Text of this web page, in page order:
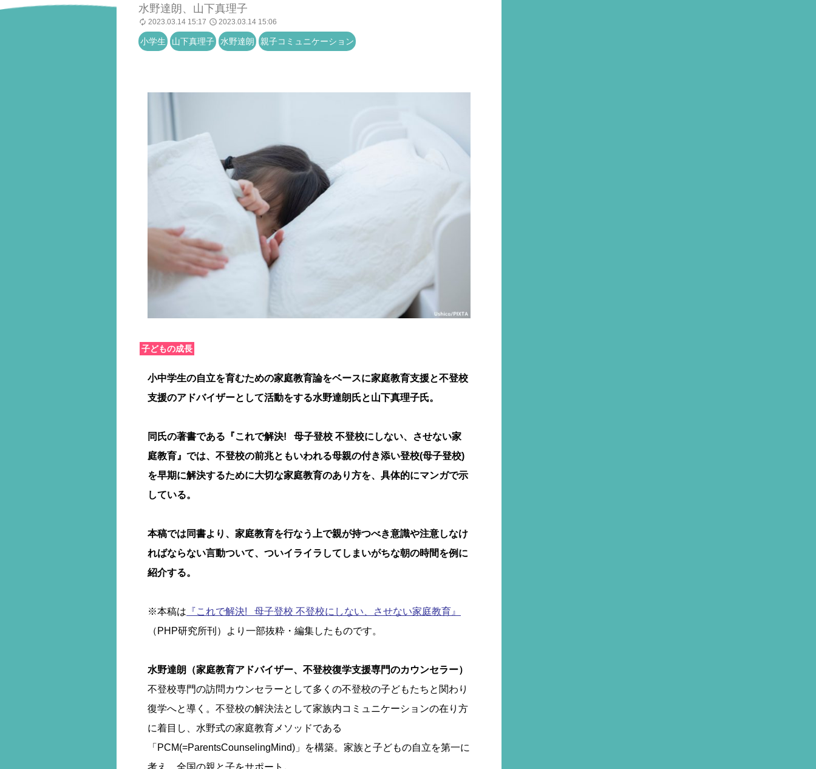
水野達朗、山下真理子
2023.03.14 15:17 2023.03.14 15:06
小学生 山下真理子 水野達朗 親子コミュニケーション
子どもの成長
小中学生の自立を育むための家庭教育論をベースに家庭教育支援と不登校
支援のアドバイザーとして活動をする水野達朗氏と山下真理子氏。
同氏の著書である『これで解決! 母子登校 不登校にしない、させない家
庭教育』では、不登校の前兆ともいわれる母親の付き添い登校(母子登校)
を早期に解決するために大切な家庭教育のあり方を、具体的にマンガで示
している。
本稿では同書より、家庭教育を行なう上で親が持つべき意識や注意しなけ
ればならない言動ついて、ついイライラしてしまいがちな朝の時間を例に
紹介する。
※本稿は 『これで解決! 母子登校 不登校にしない、させない家庭教育』
（PHP研究所刊）より一部抜粋・編集したものです。
水野達朗（家庭教育アドバイザー、不登校復学支援専門のカウンセラー）
不登校専門の訪問カウンセラーとして多くの不登校の子どもたちと関わり
復学へと導く。不登校の解決法として家族内コミュニケーションの在り方
に着目し、水野式の家庭教育メソッドである
「PCM(=ParentsCounselingMind)」を構築。家族と子どもの自立を第一に